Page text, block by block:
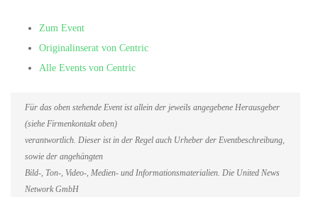
Zum Event
Originalinserat von Centric
Alle Events von Centric
Für das oben stehende Event ist allein der jeweils angegebene Herausgeber
(siehe Firmenkontakt oben)
verantwortlich. Dieser ist in der Regel auch Urheber der Eventbeschreibung,
sowie der angehängten
Bild-, Ton-, Video-, Medien- und Informationsmaterialien. Die United News
Network GmbH